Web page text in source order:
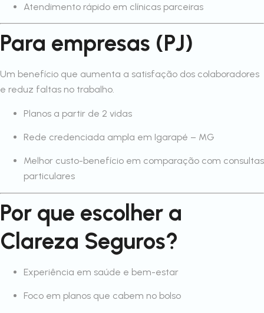
Atendimento rápido em clínicas parceiras
Para empresas (PJ)
Um benefício que aumenta a satisfação dos colaboradores
e reduz faltas no trabalho.
Planos a partir de 2 vidas
Rede credenciada ampla em Igarapé – MG
Melhor custo-benefício em comparação com consultas
particulares
Por que escolher a
Clareza Seguros?
Experiência em saúde e bem-estar
Foco em planos que cabem no bolso